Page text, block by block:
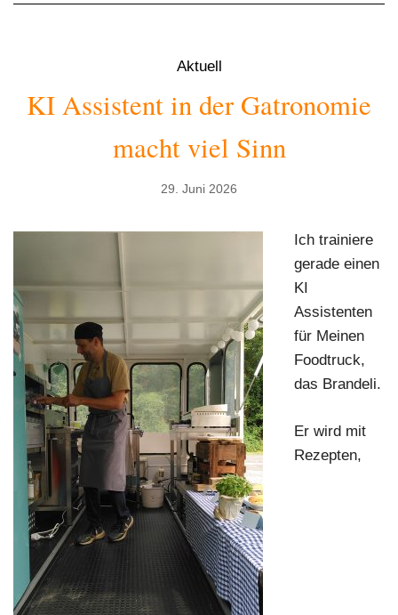
Aktuell
KI Assistent in der Gatronomie
macht viel Sinn
29. Juni 2026
Ich trainiere
gerade einen
KI
Assistenten
für Meinen
Foodtruck,
das Brandeli.
Er wird mit
Rezepten,